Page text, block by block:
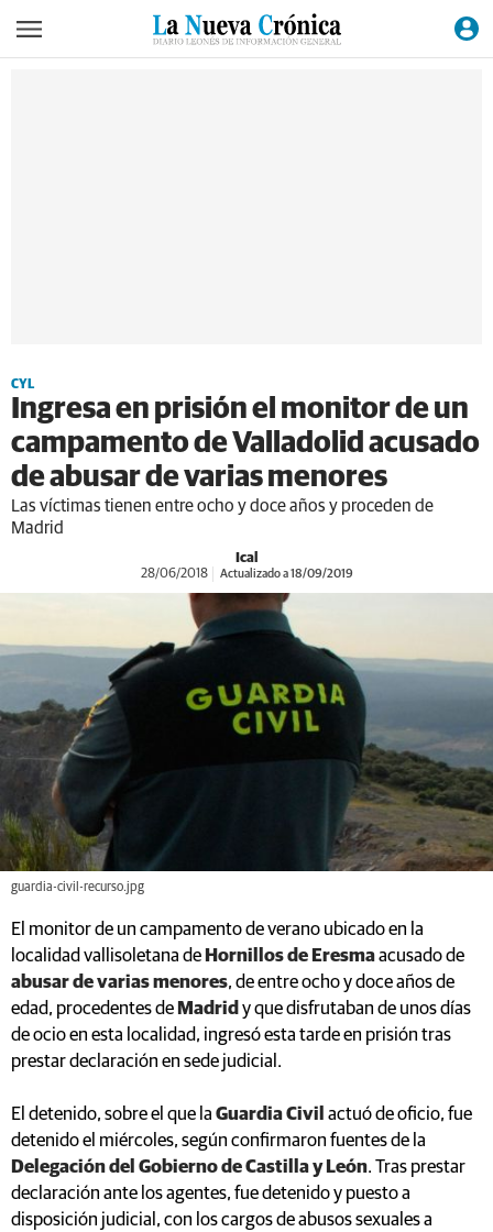
CYL
Ingresa en prisión el monitor de un
campamento de Valladolid acusado
de abusar de varias menores
Las víctimas tienen entre ocho y doce años y proceden de
Madrid
Ical
28/06/2018 Actualizado a 18/09/2019
guardia-civil-recurso.jpg
El monitor de un campamento de verano ubicado en la
localidad vallisoletana de Hornillos de Eresmaacusado de
abusar de varias menores, de entre ocho y doce años de
edad, procedentes de Madrid y que disfrutaban de unos días
de ocio en esta localidad, ingresó esta tarde en prisión tras
prestar declaración en sede judicial.
El detenido, sobre el que la Guardia Civil actuó de oficio, fue
detenido el miércoles, según confirmaron fuentes de la
Delegación del Gobierno de Castilla y León. Tras prestar
declaración ante los agentes, fue detenido y puesto a
disposición judicial, con los cargos de abusos sexuales a